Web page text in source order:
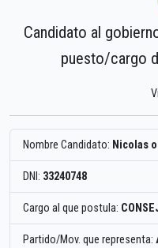
Candidato al
puesto/cargo
Nombre Candidato: Nicolas
DNI: 33240748
Cargo al que postula:
Partido/Mov. que representa: